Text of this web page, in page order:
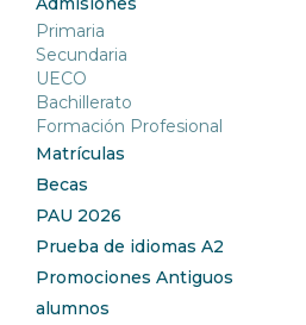
Primaria
Secundaria
UECO
Bachillerato
Formación Profesional
Matrículas
Becas
PAU 2026
Prueba de idiomas A2
Promociones Antiguos
alumnos